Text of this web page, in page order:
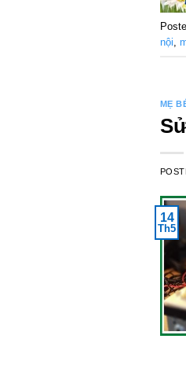
nội
MẸ
14
Th5